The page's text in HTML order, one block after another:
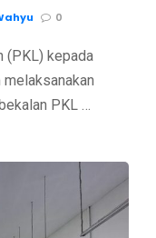
0
(PKL) kepada
PKL …